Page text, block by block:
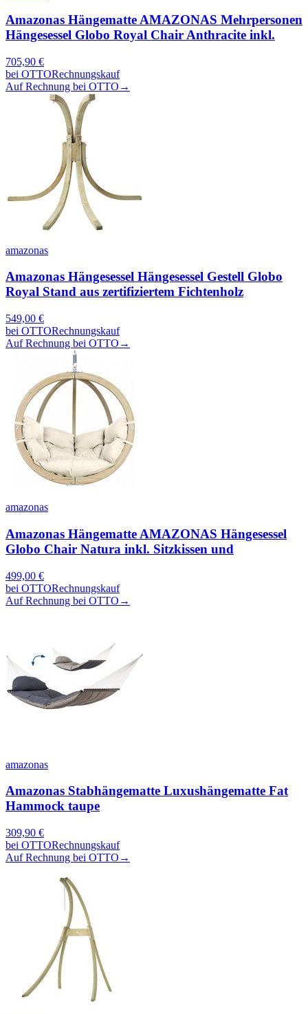
Amazonas Hängematte AMAZONAS Mehrpersonen
Hängesessel Globo Royal Chair Anthracite inkl.
705,90 €
bei OTTORechnungskauf
Auf Rechnung bei OTTO →
amazonas
Amazonas Hängesessel Hängesessel Gestell Globo
Royal Stand aus zertifiziertem Fichtenholz
549,00 €
bei OTTORechnungskauf
Auf Rechnung bei OTTO →
amazonas
Amazonas Hängematte AMAZONAS Hängesessel
Globo Chair Natura inkl. Sitzkissen und
499,00 €
bei OTTORechnungskauf
Auf Rechnung bei OTTO →
amazonas
Amazonas Stabhängematte Luxushängematte Fat
Hammock taupe
309,90 €
bei OTTORechnungskauf
Auf Rechnung bei OTTO →